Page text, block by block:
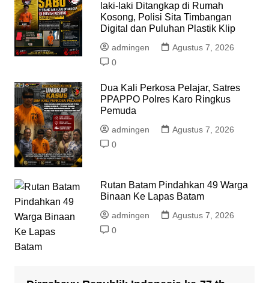
laki-laki Ditangkap di Rumah
Kosong, Polisi Sita Timbangan
Digital dan Puluhan Plastik Klip
admingen
Agustus 7, 2026
0
Dua Kali Perkosa Pelajar, Satres
PPAPPO Polres Karo Ringkus
Pemuda
admingen
Agustus 7, 2026
0
Rutan Batam Pindahkan 49 Warga
Binaan Ke Lapas Batam
admingen
Agustus 7, 2026
0